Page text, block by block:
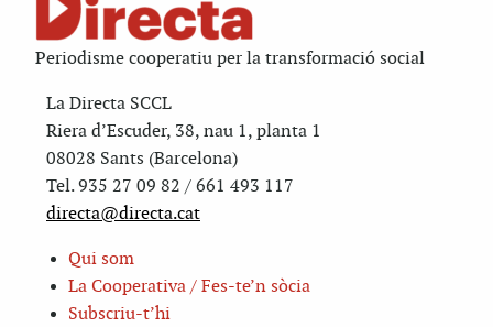
Periodisme cooperatiu per la transformació social
La Directa SCCL
Riera d’Escuder, 38, nau 1, planta 1
08028 Sants (Barcelona)
Tel. 935 27 09 82 / 661 493 117
directa@directa.cat
Qui som
La Cooperativa / Fes-te’n sòcia
Subscriu-t’hi